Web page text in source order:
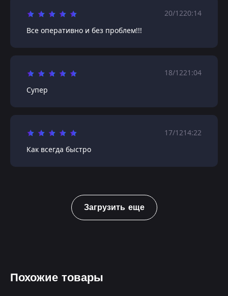
20/1220:14
Все оперативно и без проблем!!!
18/1221:04
Супер
17/1214:22
Как всегда быстро
Загрузить еще
Похожие товары